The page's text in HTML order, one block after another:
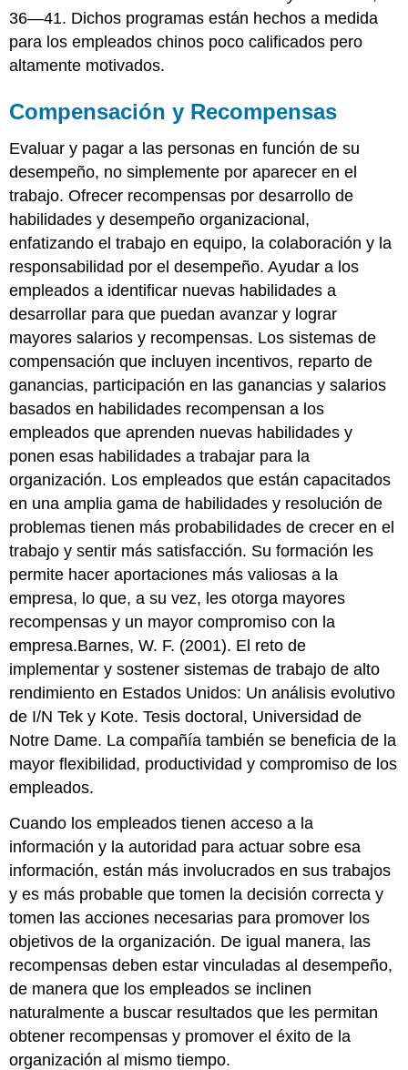
36—41. Dichos programas están hechos a medida
para los empleados chinos poco calificados pero
altamente motivados.
Compensación y Recompensas
Evaluar y pagar a las personas en función de su
desempeño, no simplemente por aparecer en el
trabajo. Ofrecer recompensas por desarrollo de
habilidades y desempeño organizacional,
enfatizando el trabajo en equipo, la colaboración y la
responsabilidad por el desempeño. Ayudar a los
empleados a identificar nuevas habilidades a
desarrollar para que puedan avanzar y lograr
mayores salarios y recompensas. Los sistemas de
compensación que incluyen incentivos, reparto de
ganancias, participación en las ganancias y salarios
basados en habilidades recompensan a los
empleados que aprenden nuevas habilidades y
ponen esas habilidades a trabajar para la
organización. Los empleados que están capacitados
en una amplia gama de habilidades y resolución de
problemas tienen más probabilidades de crecer en el
trabajo y sentir más satisfacción. Su formación les
permite hacer aportaciones más valiosas a la
empresa, lo que, a su vez, les otorga mayores
recompensas y un mayor compromiso con la
empresa.Barnes, W. F. (2001). El reto de
implementar y sostener sistemas de trabajo de alto
rendimiento en Estados Unidos: Un análisis evolutivo
de I/N Tek y Kote. Tesis doctoral, Universidad de
Notre Dame. La compañía también se beneficia de la
mayor flexibilidad, productividad y compromiso de los
empleados.
Cuando los empleados tienen acceso a la
información y la autoridad para actuar sobre esa
información, están más involucrados en sus trabajos
y es más probable que tomen la decisión correcta y
tomen las acciones necesarias para promover los
objetivos de la organización. De igual manera, las
recompensas deben estar vinculadas al desempeño,
de manera que los empleados se inclinen
naturalmente a buscar resultados que les permitan
obtener recompensas y promover el éxito de la
organización al mismo tiempo.